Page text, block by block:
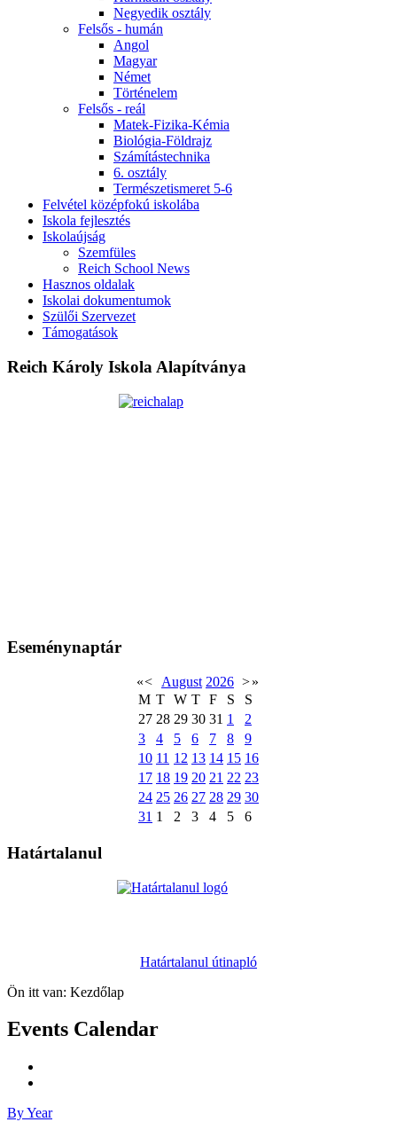
Negyedik osztály
Felsős - humán
Angol
Magyar
Német
Történelem
Felsős - reál
Matek-Fizika-Kémia
Biológia-Földrajz
Számítástechnika
6. osztály
Természetismeret 5-6
Felvétel középfokú iskolába
Iskola fejlesztés
Iskolaújság
Szemfüles
Reich School News
Hasznos oldalak
Iskolai dokumentumok
Szülői Szervezet
Támogatások
Reich Károly Iskola Alapítványa
Eseménynaptár
«< August 2026 >»
M T W T F S
S
27 28 29 30 31 1
2
3
4 5 6 7 8
9
10 11 12 13 14 15 16
17 18 19 20 21 22 23
24 25 26 27 28 29 30
31 1 2 3 4 5 6
Határtalanul
Határtalanul útinapló
Ön itt van: Kezdőlap
Events Calendar
By Year